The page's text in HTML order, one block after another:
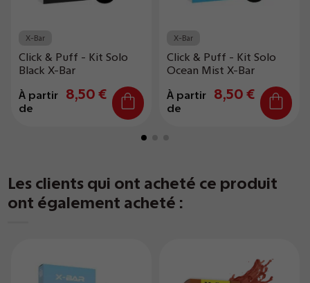
X-Bar
Click & Puff - Kit Solo
Black X-Bar
À partir
de
8,50 €
X-Bar
Click & Puff - Kit Solo
Ocean Mist X-Bar
À partir
de
8,50 €
Les clients qui ont acheté ce produit
ont également acheté :